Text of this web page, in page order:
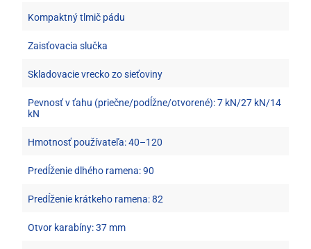
Kompaktný tlmič pádu
Zaisťovacia slučka
Skladovacie vrecko zo sieťoviny
Pevnosť v ťahu (priečne/podĺžne/otvorené): 7 kN/27 kN/14
kN
Hmotnosť používateľa: 40–120
Predĺženie dlhého ramena: 90
Predĺženie krátkeho ramena: 82
Otvor karabíny: 37 mm